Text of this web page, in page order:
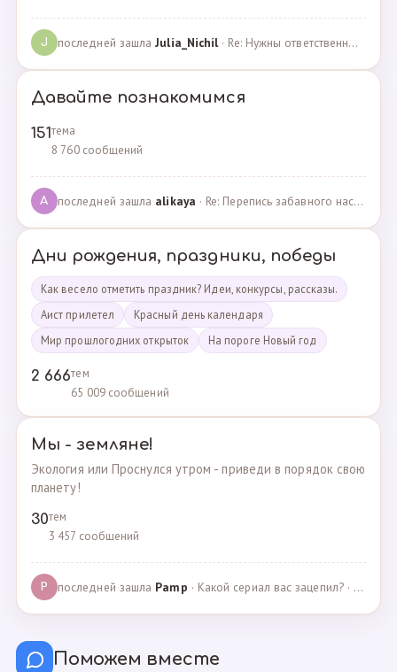
J последней зашлаJulia_Nichil· Re: Нужны ответственные и любящие детей сотрудники … · 22.07.2024
Давайте познакомимся
151тема
8 760 сообщений
A последней зашла alikaya · Re: Перепись забавного населения!!! · 09.09.2023
Дни рождения, праздники, победы
Как весело отметить праздник? Идеи, конкурсы, рассказы.
Аист прилетел
Красный день календаря
Мир прошлогодних открыток
На пороге Новый год
2 666тем
65 009 сообщений
Мы - земляне!
Экология или Проснулся утром - приведи в порядок свою
планету!
30тем
3 457 сообщений
P последней зашла Pamp · Какой сериал вас зацепил? · 07.05.2025
Поможем вместе